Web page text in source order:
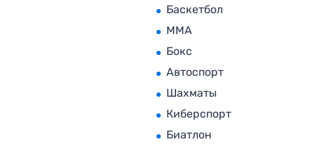
Баскетбол
MMA
Бокс
Автоспорт
Шахматы
Киберспорт
Биатлон